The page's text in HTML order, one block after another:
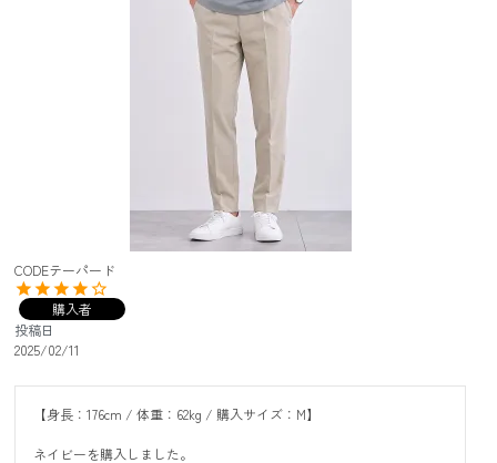
CODEテーパード
購入者
投稿日
2025/02/11
【身長：176cm / 体重：62kg / 購入サイズ：M】
ネイビーを購入しました。